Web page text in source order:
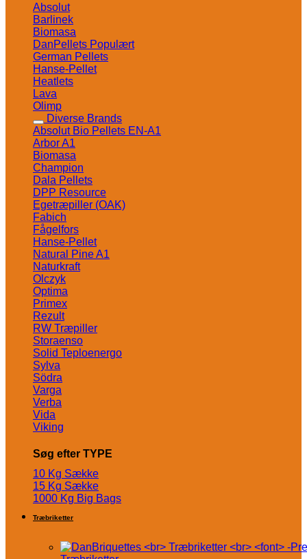
Absolut
Barlinek
Biomasa
DanPellets
German Pellets
Hanse-Pellet
Heatlets
Lava
Olimp
Diverse Brands
Absolut Bio Pellets EN-A1
Arbor A1
Biomasa
Champion
Dala Pellets
DPP Resource
Egetræpiller (OAK)
Fabich
Fågelfors
Hanse-Pellet
Natural Pine A1
Naturkraft
Olczyk
Optima
Primex
Rezult
RW Træpiller
Storaenso
Solid Teploenergo
Sylva
Södra
Varga
Verba
Vida
Viking
Søg efter TYPE
10 Kg Sække
15 Kg Sække
1000 Kg Big Bags
Træbriketter